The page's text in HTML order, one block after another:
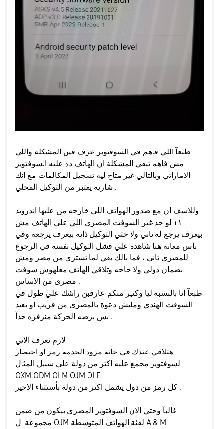
طبعآ اللي فاهم في السوفتوير عرف فين المشكلة واللي
مش فاهم تبقي المشكلة ان الهاتف ده عليه السوفتوير
الاماراتي وبالتالي غير متاح ليه تسجيل المكالمات مع انك
شاريه يعتبر من التوكيل المحلي .
وللاسف ان مع صدور الهواتف اللي خارجه من علبها اندرويد
١١ لو حد غير السوفت المصرى اللي علي الهاتف مش
بيعرف يرجع له تاني ولا حتي التوكيل ذاته بيعرف يرجعه وفي
ناس معانه هنا شاهده علي فشل التوكيل نفسه في الرجوع
للمصرى تاني ، فما بالك بقي لما تشترى من مصر ومش
بضمان دولي ولا حاجه وتلاقي الهاتف معلهوش سوفت
مصرى من الاساس .
طبعآ انا بالنسبه ليا وكتير منكم عارفبن راشك علي طول في
السوفت الهندي ومليش دعوة بالمصرى من قريب او بعيد
بس برضه الحركة منرفزه جدآ .
لازم نعرف الاتي
هتلاقي عندك في خانة مزود الخدمة رمز او اختصار
OXM ODM OLM OJM OLE
كل رمز من دول يشمل اكتر من دولة بأستثناء الاخير .
غالبآ وحتي الان السوفتوير المصرى بيكون من ضمن
مجموعة ال OJM لفئة الهواتف المتوسطة A & M